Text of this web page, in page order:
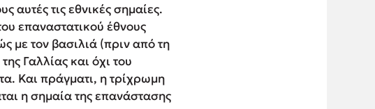
αυτές τις εθνικές σημαίες.
επαναστατικού έθνους
με τον βασιλιά (πριν από τη
Γαλλίας και όχι του
Και πράγματι, η τρίχρωμη
η σημαία της επανάστασης